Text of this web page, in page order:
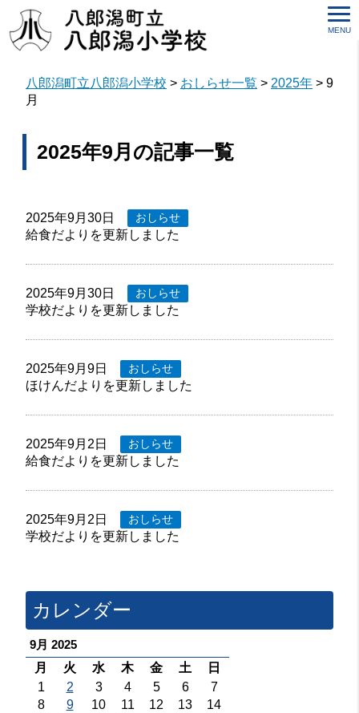
MENU
八郎潟町立八郎潟小学校 > おしらせ一覧 > 2025年 > 9
月
2025年9月の記事一覧
2025年9月30日 おしらせ
給食だよりを更新しました
2025年9月30日 おしらせ
学校だよりを更新しました
2025年9月9日 おしらせ
ほけんだよりを更新しました
2025年9月2日 おしらせ
給食だよりを更新しました
2025年9月2日 おしらせ
学校だよりを更新しました
カレンダー
9月 2025
月
火 水 木 金 土
日
1
2 3 4 5 6
7
8
9 10 11 12 13
14